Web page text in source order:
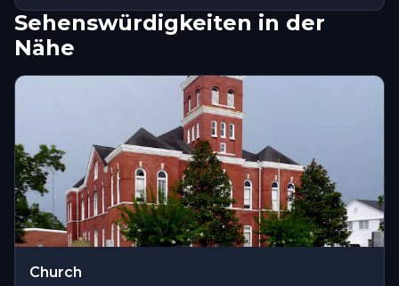
Sehenswürdigkeiten in der
Nähe
Church